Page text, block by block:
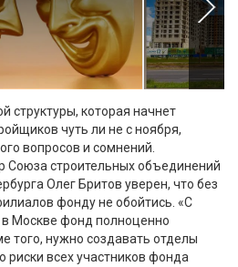
структуры, которая начнет
чуть ли не с ноября,
вопросов и сомнений.
Союза строительных объединений
Олег Бритов уверен, что без
фонду не обойтись. «С
Москве фонд полноценно
того, нужно создавать отделы
риски всех участников фонда